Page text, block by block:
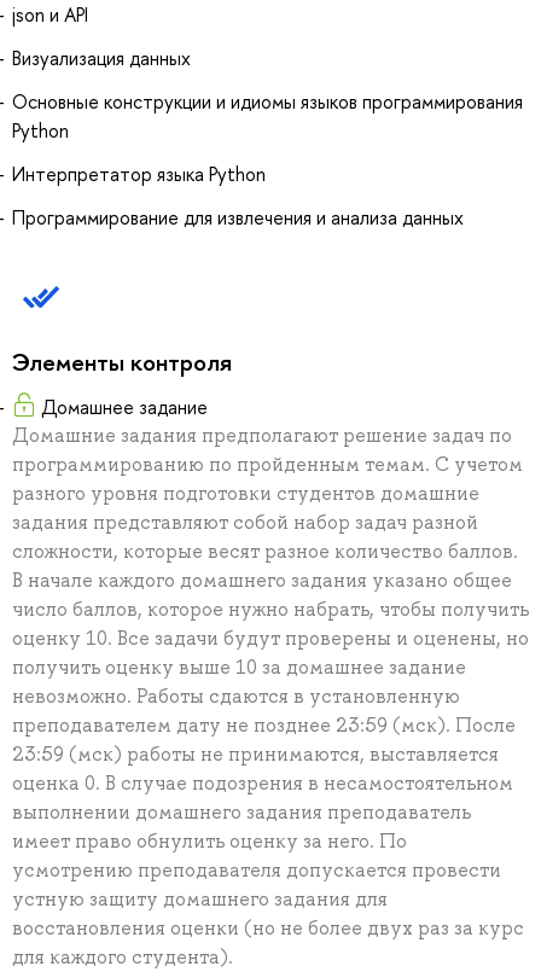
json и API
Визуализация данных
Основные конструкции и идиомы языков программирования
Python
Интерпретатор языка Python
Программирование для извлечения и анализа данных
Элементы контроля
Домашнее задание
Домашние задания предполагают решение задач по
программированию по пройденным темам. С учетом
разного уровня подготовки студентов домашние
задания представляют собой набор задач разной
сложности, которые весят разное количество баллов.
В начале каждого домашнего задания указано общее
число баллов, которое нужно набрать, чтобы получить
оценку 10. Все задачи будут проверены и оценены, но
получить оценку выше 10 за домашнее задание
невозможно. Работы сдаются в установленную
преподавателем дату не позднее 23:59 (мск). После
23:59 (мск) работы не принимаются, выставляется
оценка 0. В случае подозрения в несамостоятельном
выполнении домашнего задания преподаватель
имеет право обнулить оценку за него. По
усмотрению преподавателя допускается провести
устную защиту домашнего задания для
восстановления оценки (но не более двух раз за курс
для каждого студента).